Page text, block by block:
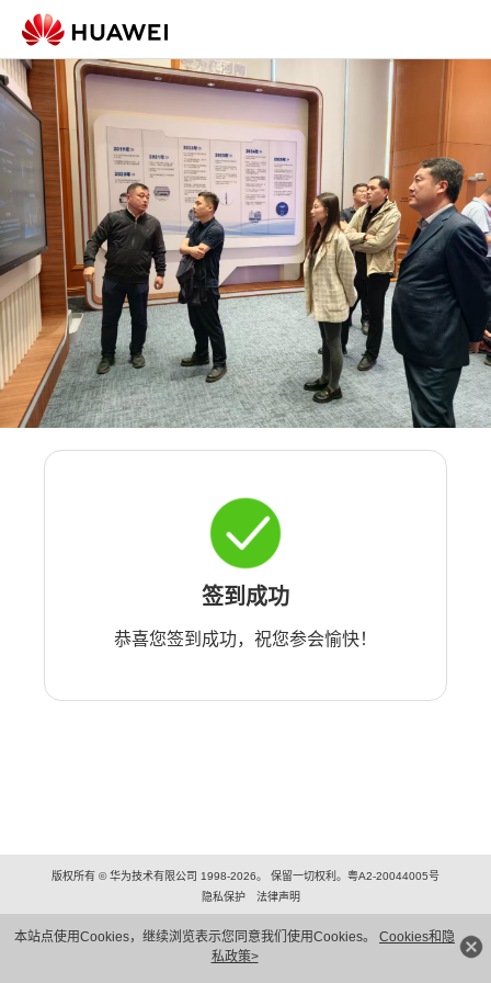
本站点使用Cookies，继续浏览表示您同意我们使用Cookies。 Cookies和隐
私政策>
签到成功
恭喜您签到成功，祝您参会愉快！
版权所有 © 华为技术有限公司 1998-2026。 保留一切权利。粤A2-20044005号
隐私保护
法律声明